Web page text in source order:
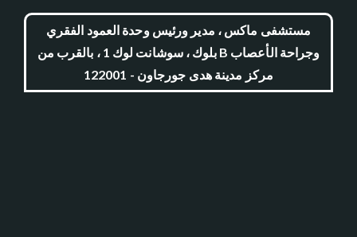
مستشفى ماكس ، مدير ورئيس وحدة العمود الفقري
وجراحة الأعصاب B بلوك ، سوشانت لوك 1 ، بالقرب من
مركز مدينة هدى جورجاون - 122001